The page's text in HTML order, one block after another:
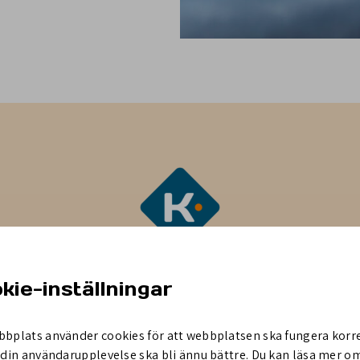
inställningar
använder cookies för att webbplatsen ska fungera
användarupplevelse ska bli ännu bättre. Du kan läsa mer
strategisk och
marknadsposition